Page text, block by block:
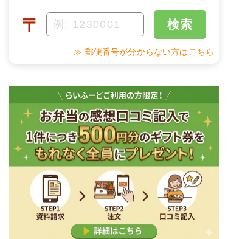
甘酢蓮根
野菜炒め
※メニューの補足
-
＋メニュー例をもっと見る（残り1件）
※ その他備考
メニューは日替わりです（メニューは一例です）
塩分 1.3g
タンパク質 5.5g
糖質 15.5g
リン 54.3mg
カリウム 90.3mg
コレステロール -
一例です。メニューにより前後します（おかずのみ
の栄養価です）
〒 検索
≫ 郵便番号が分からない方はこちら